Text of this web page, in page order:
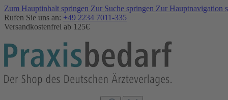
Zum Hauptinhalt springen Zur Suche springen Zur Hauptnavigation
Rufen Sie uns an: +49 2234 7011-335
Versandkostenfrei ab 125€